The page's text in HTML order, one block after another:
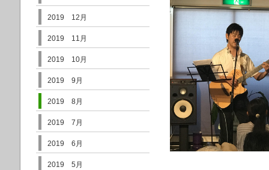
2019 12月
2019 11月
2019 10月
2019 9月
2019 8月
2019 7月
2019 6月
2019 5月